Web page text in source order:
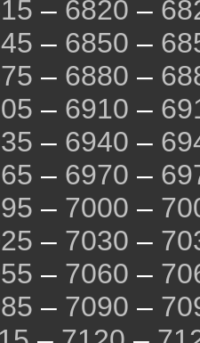
– 6820 –
– 6850 –
– 6880 –
– 6910 –
– 6940 –
– 6970 –
– 7000 –
– 7030 –
– 7060 –
– 7090 –